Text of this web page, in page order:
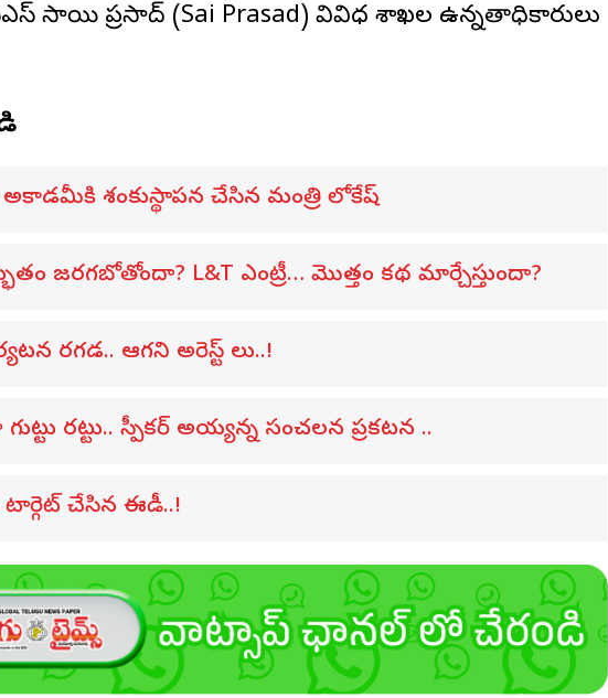
సాయి ప్రసాద్ (Sai Prasad) వివిధ శాఖల ఉన్నతాధికారులు
శంకుస్థాపన చేసిన మంత్రి లోకేష్
జరగబోతోందా? L&T ఎంట్రీ… మొత్తం కథ మార్చేస్తుందా?
రగడ.. ఆగని అరెస్ట్ లు..!
రట్టు.. స్పీకర్ అయ్యన్న సంచలన ప్రకటన ..
చేసిన ఈడీ..!